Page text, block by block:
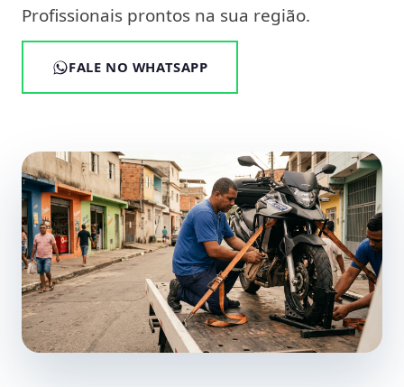
Profissionais prontos na sua região.
FALE NO WHATSAPP